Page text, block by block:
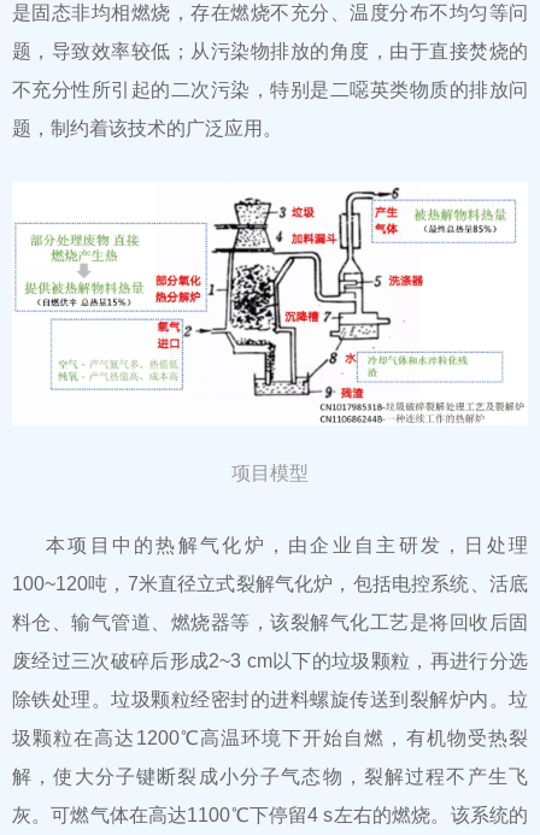
是固态非均相燃烧，存在燃烧不充分、温度分布不均匀等问
题，导致效率较低；从污染物排放的角度，由于直接焚烧的
不充分性所引起的二次污染，特别是二噁英类物质的排放问
题，制约着该技术的广泛应用。
项目模型
本项目中的热解气化炉，由企业自主研发，日处理
100~120吨，7米直径立式裂解气化炉，包括电控系统、活底
料仓、输气管道、燃烧器等，该裂解气化工艺是将回收后固
废经过三次破碎后形成2~3 cm以下的垃圾颗粒，再进行分选
除铁处理。垃圾颗粒经密封的进料螺旋传送到裂解炉内。垃
圾颗粒在高达1200℃高温环境下开始自燃，有机物受热裂
解，使大分子键断裂成小分子气态物，裂解过程不产生飞
灰。可燃气体在高达1100℃下停留4 s左右的燃烧。该系统的